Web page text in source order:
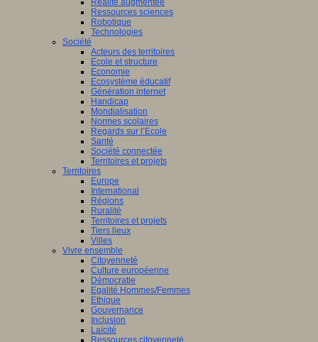
Réalité augmentée
Ressources sciences
Robotique
Technologies
Société
Acteurs des territoires
Ecole et structure
Economie
Ecosystème éducatif
Génération internet
Handicap
Mondialisation
Normes scolaires
Regards sur l’Ecole
Santé
Société connectée
Territoires et projets
Territoires
Europe
International
Régions
Ruralité
Territoires et projets
Tiers lieux
Villes
Vivre ensemble
Citoyenneté
Culture européenne
Démocratie
Egalité Hommes/Femmes
Ethique
Gouvernance
Inclusion
Laïcité
Ressources citoyenneté